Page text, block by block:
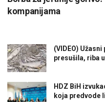
kompanijama
(VIDEO)
presušila, riba
HDZ BiH
koja predvode